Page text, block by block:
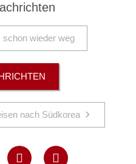
wieder weg
nach Südkorea